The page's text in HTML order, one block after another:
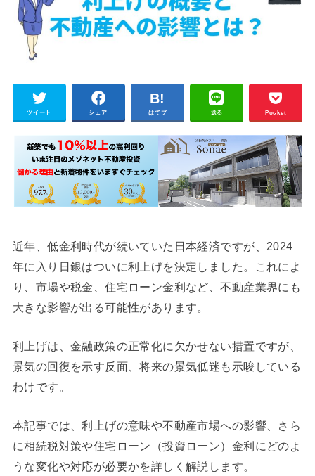
ツイート シェア はてブ 送る Pocket
近年、低金利時代が続いていた日本経済ですが、2024
年に入り日銀はついに利上げを決定しました。これによ
り、市場や税金、住宅ローン金利など、不動産業界にも
大きな影響が出る可能性があります。
利上げは、金融政策の正常化に欠かせない措置ですが、
景気の回復を示す反面、将来の景気低迷も示唆している
わけです。
本記事では、利上げの意味や不動産市場への影響、さら
に相続税対策や住宅ローン（投資ローン）金利にどのよ
うな変化や対応が必要かを詳しく解説します。